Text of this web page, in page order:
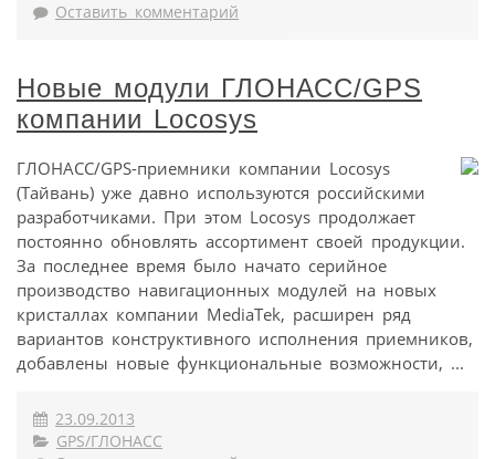
Оставить комментарий
Новые модули ГЛОНАСС/GPS
компании Locosys
ГЛОНАСС/GPS-приемники компании Locosys
(Тайвань) уже давно используются российскими
разработчиками. При этом Locosys продолжает
постоянно обновлять ассортимент своей продукции.
За последнее время было начато серийное
производство навигационных модулей на новых
кристаллах компании MediaTek, расширен ряд
вариантов конструктивного исполнения приемников,
добавлены новые функциональные возможности, ...
23.09.2013
GPS/ГЛОНАСС